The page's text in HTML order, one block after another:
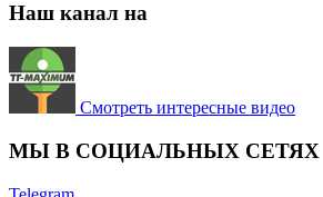
Наш канал на
Смотреть интересные видео
МЫ В СОЦИАЛЬНЫХ СЕТЯХ